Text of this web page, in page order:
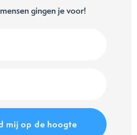
mensen gingen je voor!